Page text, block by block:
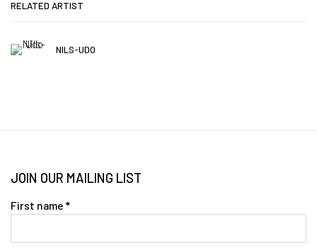
RELATED ARTIST
NILS-UDO
JOIN OUR MAILING LIST
First name *